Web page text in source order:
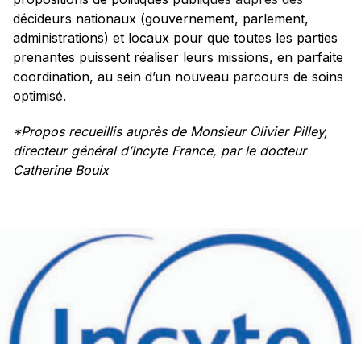
décideurs nationaux (gouvernement, parlement,
administrations) et locaux pour que toutes les parties
prenantes puissent réaliser leurs missions, en parfaite
coordination, au sein d’un nouveau parcours de soins
optimisé.
*Propos recueillis auprès de Monsieur Olivier Pilley,
directeur général d’Incyte France, par le docteur
Catherine Bouix